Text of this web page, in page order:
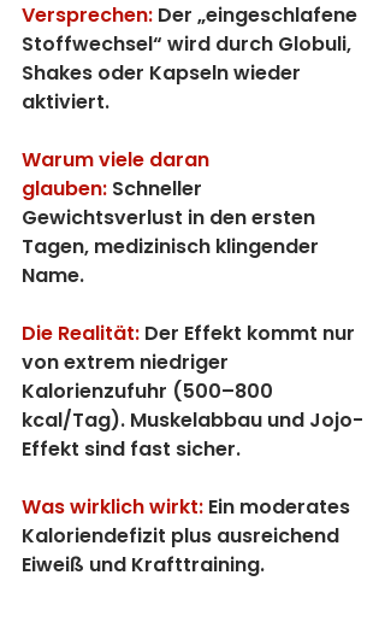
Versprechen: Der „eingeschlafene
Stoffwechsel“ wird durch Globuli,
Shakes oder Kapseln wieder
aktiviert.
Warum viele daran
glauben: Schneller
Gewichtsverlust in den ersten
Tagen, medizinisch klingender
Name.
Die Realität: Der Effekt kommt nur
von extrem niedriger
Kalorienzufuhr (500–800
kcal/Tag). Muskelabbau und Jojo-
Effekt sind fast sicher.
Was wirklich wirkt: Ein moderates
Kaloriendefizit plus ausreichend
Eiweiß und Krafttraining.